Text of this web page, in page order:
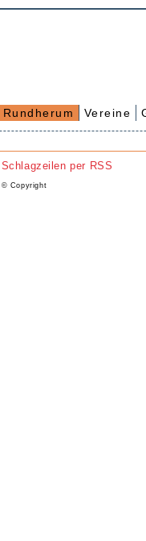
Rundherum Vereine
Schlagzeilen per RSS
© Copyright